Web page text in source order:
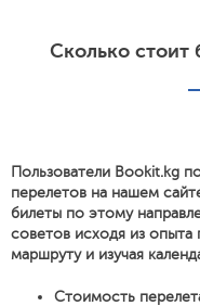
Сколько стоит
Пользователи Bookit.kg
перелетов на нашем
билеты по этому
советов исходя из опыта
маршруту и изучая
Стоимость